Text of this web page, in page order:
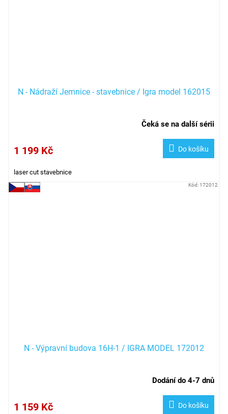
N - Nádraží Jemnice - stavebnice / Igra model 162015
Čeká se na další sérii
1 199 Kč Do košíku
laser cut stavebnice
N - Výpravní budova 16H-1 / IGRA MODEL 172012
Dodání do 4-7 dnů
1 159 Kč Do košíku
Kód: 172012